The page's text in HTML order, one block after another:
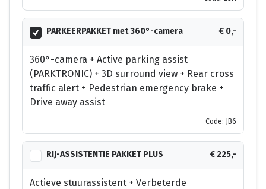
PARKEERPAKKET met 360°-camera € 0,-
360°-camera + Active parking assist
(PARKTRONIC) + 3D surround view + Rear cross
traffic alert + Pedestrian emergency brake +
Drive away assist
Code: JB6
RIJ-ASSISTENTIE PAKKET PLUS € 225,-
Actieve stuurassistent + Verbeterde